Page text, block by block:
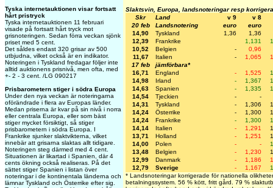
Tyska internetauktionen visar fortsatt
hårt pristryck
Tyska internetauktionen 11 februari
visade på fortsatt hårt tryck mot
grisnoteringen. Sedan förra veckan sjönk
priset med 5 cent.
Det såldes endast 320 grisar av 500
utbjudna, vilket också är en indikator.
Noteringen i Tyskland fredagar följer inte
alltid auktionens prisnivå, men ofta, med
+- 2 - 3 cent. /LG 090217
Prisbarometern stiger i södra Europa
Under den nya veckan är noteringarna
oförändrade i flera av Europas länder.
Medan priserna är kvar på sin nivå i norra
eller centrala Europa, eller som bäst
stiger mycket försiktigt, så stiger
prisbarometern i södra Europa. I
Frankrike sjunker slaktvikterna, vilket
innebär att grisarna slaktas allt tidigare.
Noteringen steg därmed med 4 cent.
Situationen är likartad i Spanien, där 4
cents ökning också realiseras. På det
sättet stiger Spanien i listan över
noteringar i de kontinentala länderna och
lämnar Tyskland och Österrike efter sig.
Slaktsvin, Europa, landsnoteringar resp
Skr
Land v 9
v 8
20 feb
Landsnotering euro
euro
14,90
Tyskland 1,36
1,36
12,39
Frankrike 1,131
10,52
Belgien -
0,96
11,67
Italien - 1,065
17 feb
jämförbara*
16,71
England - 1,525
14,98
Irland - 1,367
14,63
Spanien - 1,335
14,54
Tjeckien -
-
14,31
Tyskland - 1,306
14,24
Österrike - 1,300
14,24
Frankrike - 1,300
14,14
Italien - 1,291
13,71
Holland - 1,251
14,00
Polen - -
13,48
Belgien - 1,230
12,99
Danmark - 1,186
12,79
Sverige - 1,167
* Landsnoteringar korrigerade för nationella
betalningssystem. 56 % kött, fritt gård. 79 %